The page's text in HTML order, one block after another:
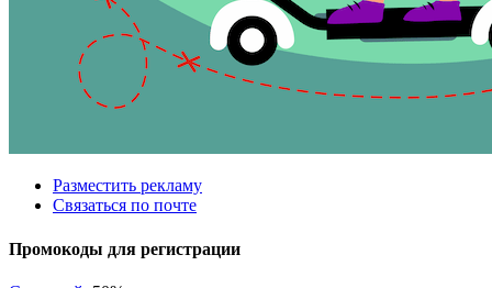
Разместить рекламу
Связаться по почте
Промокоды для регистрации